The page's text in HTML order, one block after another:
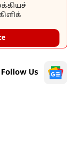
Follow Us